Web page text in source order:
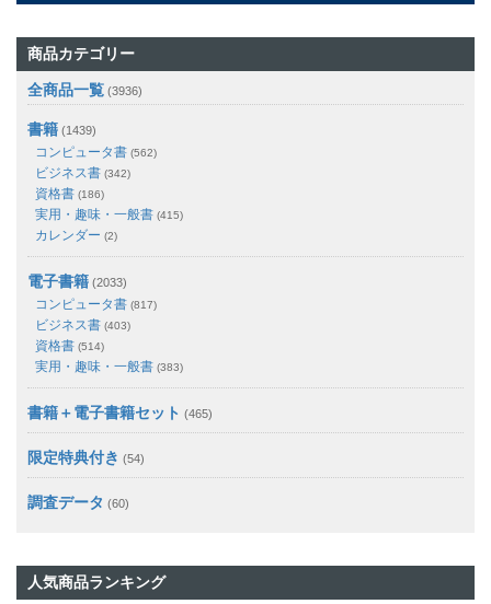
商品カテゴリー
全商品一覧 (3936)
書籍 (1439)
コンピュータ書 (562)
ビジネス書 (342)
資格書 (186)
実用・趣味・一般書 (415)
カレンダー (2)
電子書籍 (2033)
コンピュータ書 (817)
ビジネス書 (403)
資格書 (514)
実用・趣味・一般書 (383)
書籍＋電子書籍セット (465)
限定特典付き (54)
調査データ (60)
人気商品ランキング